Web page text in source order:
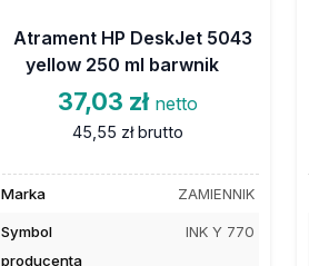
Atrament HP DeskJet 5043
yellow 250 ml barwnik
37,03 zł netto
45,55 zł brutto
Marka ZAMIENNIK
Symbol
producenta
INK Y 770